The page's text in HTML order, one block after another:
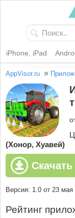
iPhone, iPad
AppVisor.ru »
(Хонор, Хуавей)
Версия: 1.0 от 23 мая
Рейтинг